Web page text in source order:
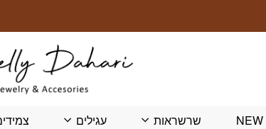
שרשראות עגילים